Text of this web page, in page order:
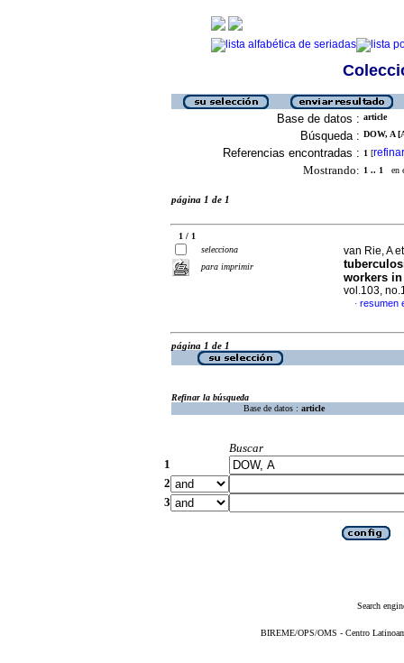
Base de datos : article
Búsqueda : DOW, A
Referencias encontradas : 1 [refinar
Mostrando: 1 .. 1 en
página 1 de 1
1 / 1
selecciona
para imprimir
van Rie, A
workers
vol.103,
· resumen
página 1 de 1
Refinar la búsqueda
Base de datos : article
Buscar
1
2
3
Search
BIREME/OPS/OMS - Centro